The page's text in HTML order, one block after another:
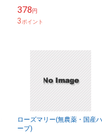
378円
3ポイント
ローズマリー(無農薬・国産ハ
ーブ)